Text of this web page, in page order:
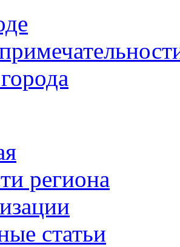
региона
статьи